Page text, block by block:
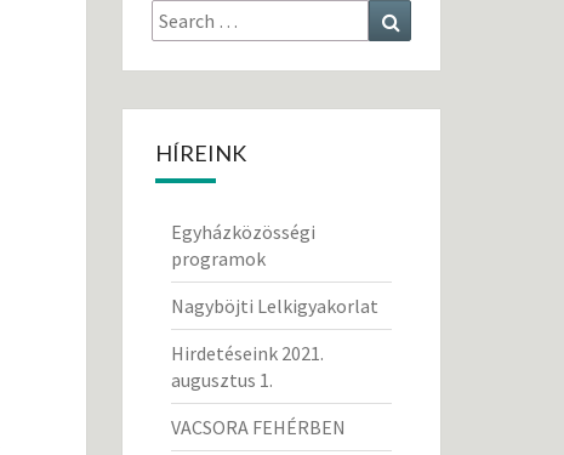
Search
for:
HÍREINK
Egyházközösségi
programok
Nagyböjti Lelkigyakorlat
Hirdetéseink 2021.
augusztus 1.
VACSORA FEHÉRBEN